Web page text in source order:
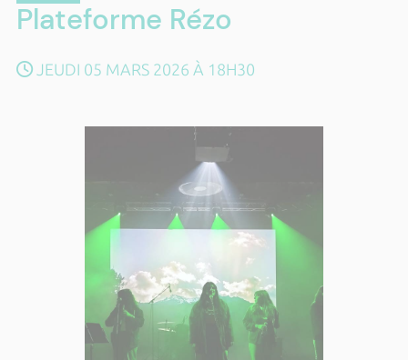
Plateforme Rézo
JEUDI 05 MARS 2026 À 18H30